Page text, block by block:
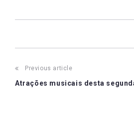
Post
navigation
Previous article
Atrações musicais desta